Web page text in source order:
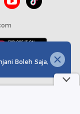
reserved
Boleh Saja,